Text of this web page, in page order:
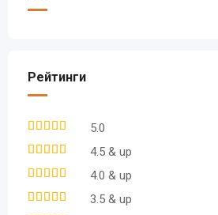
Рейтинги
5.0
4.5 & up
4.0 & up
3.5 & up